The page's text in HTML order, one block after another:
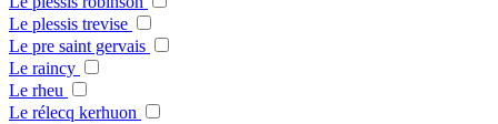
Le plessis trevise
Le pre saint gervais
Le raincy
Le rheu
Le rélecq kerhuon